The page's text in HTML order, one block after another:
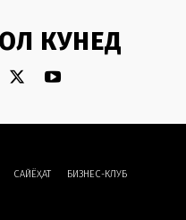
КУНЕД
CАЙЁҲАТ БИЗНЕС-КЛУБ